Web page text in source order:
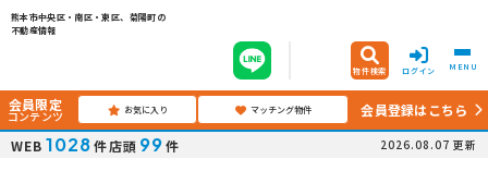
熊本市中央区・南区・東区、菊陽町の
不動産情報
物件検索 ログイン MENU
会員限定
コンテンツ お気に入り マッチング物件
会員登録はこちら
WEB 1028 件店頭 99 件 2026.08.07 更新